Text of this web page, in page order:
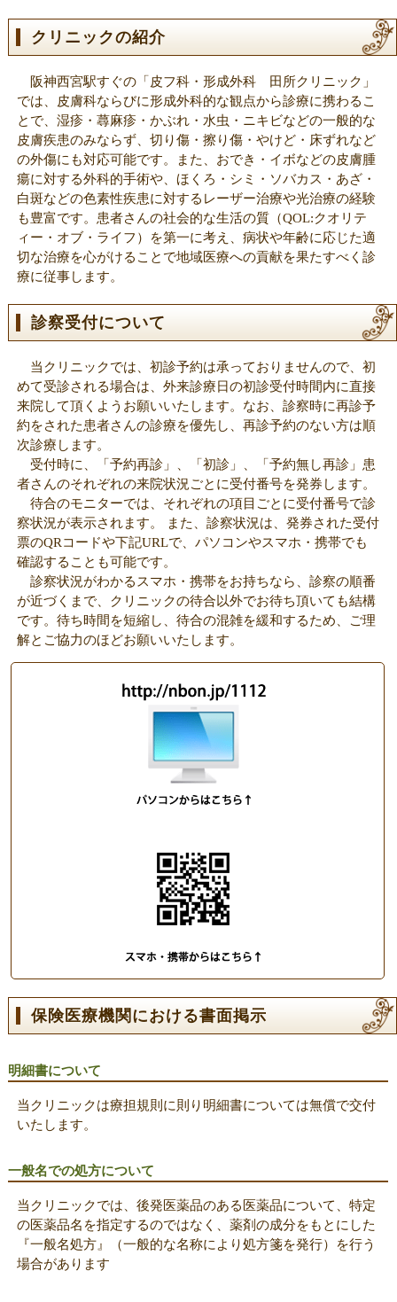
【最新機器導入】エキシプレックス308の2機目を導入し、ターゲ
ット型エキシマ紫外線治療器が3機体制となりました。
2017/8/28
【最新機器導入】 ターゲット型エキシマ紫外線治療器の最新機種
であるエキシプレックス308を追加導入しました。
詳しくはこちら
2017/4/10
【メディア掲載情報】
2017年4月10日（月）発行のCOOPこうべ「コープステーション5月
号」にインタビュー記事が載りました。
詳しくはこちら
2016/3/22
【メディア掲載情報】
2016年3月16日（水）の産経新聞夕刊の「健康ライフ」面に、院長
のインタビュー記事が掲載されました。
詳しくは こちら
2015/10/14
【メディア出演情報】
2015年9月19日（土）ラジオ関西「お元気ですか、春名祐富子で
す！」に出演いたしました。
2015/5/19
【メディア出演情報】
「さくらFM 78.7MHz」の健康番組「ドクター教えて」に院長が出
演しました。
2014/10/1
皮フ科・形成外科 田所クリニックは、平成26年10月1日（水）阪神
西宮駅徒歩1分のエスプレッソ西宮戎ビル2Fに開院しました。
クリニックの紹介
阪神西宮駅すぐの「皮フ科・形成外科 田所クリニック」
では、皮膚科ならびに形成外科的な観点から診療に携わるこ
とで、湿疹・蕁麻疹・かぶれ・水虫・ニキビなどの一般的な
皮膚疾患のみならず、切り傷・擦り傷・やけど・床ずれなど
の外傷にも対応可能です。また、おでき・イボなどの皮膚腫
瘍に対する外科的手術や、ほくろ・シミ・ソバカス・あざ・
白斑などの色素性疾患に対するレーザー治療や光治療の経験
も豊富です。患者さんの社会的な生活の質（QOL:クオリテ
ィー・オブ・ライフ）を第一に考え、病状や年齢に応じた適
切な治療を心がけることで地域医療への貢献を果たすべく診
療に従事します。
診察受付について
当クリニックでは、初診予約は承っておりませんので、初
めて受診される場合は、外来診療日の初診受付時間内に直接
来院して頂くようお願いいたします。なお、診察時に再診予
約をされた患者さんの診療を優先し、再診予約のない方は順
次診療します。
受付時に、「予約再診」、「初診」、「予約無し再診」患
者さんのそれぞれの来院状況ごとに受付番号を発券します。
待合のモニターでは、それぞれの項目ごとに受付番号で診
察状況が表示されます。 また、診察状況は、発券された受付
票のQRコードや下記URLで、パソコンやスマホ・携帯でも
確認することも可能です。
診察状況がわかるスマホ・携帯をお持ちなら、診察の順番
が近づくまで、クリニックの待合以外でお待ち頂いても結構
です。待ち時間を短縮し、待合の混雑を緩和するため、ご理
解とご協力のほどお願いいたします。
保険医療機関における書面掲示
明細書について
当クリニックは療担規則に則り明細書については無償で交付
いたします。
一般名での処方について
当クリニックでは、後発医薬品のある医薬品について、特定
の医薬品名を指定するのではなく、薬剤の成分をもとにした
『一般名処方』（一般的な名称により処方箋を発行）を行う
場合があります